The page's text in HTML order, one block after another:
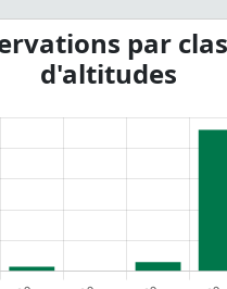
par
d'altitudes